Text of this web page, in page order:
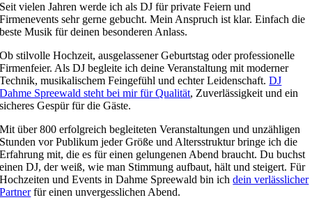
Seit vielen Jahren werde ich als DJ für private Feiern und
Firmenevents sehr gerne gebucht. Mein Anspruch ist klar. Einfach die
beste Musik für deinen besonderen Anlass.
Ob stilvolle Hochzeit, ausgelassener Geburtstag oder professionelle
Firmenfeier. Als DJ begleite ich deine Veranstaltung mit moderner
Technik, musikalischem Feingefühl und echter Leidenschaft.DJ
Dahme Spreewald steht bei mir für Qualität, Zuverlässigkeit und ein
sicheres Gespür für die Gäste.
Mit über 800 erfolgreich begleiteten Veranstaltungen und unzähligen
Stunden vor Publikum jeder Größe und Altersstruktur bringe ich die
Erfahrung mit, die es für einen gelungenen Abend braucht. Du buchst
einen DJ, der weiß, wie man Stimmung aufbaut, hält und steigert. Für
Hochzeiten und Events in Dahme Spreewald bin ichdein verlässlicher
Partnerfür einen unvergesslichen Abend.